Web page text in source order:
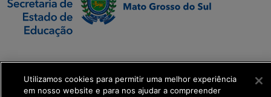
Executiva de
Transformação Digital
Utilizamos cookies para permitir uma melhor experiência
em nosso website e para nos ajudar a compreender